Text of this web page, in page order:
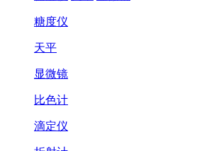
糖度仪
天平
显微镜
比色计
滴定仪